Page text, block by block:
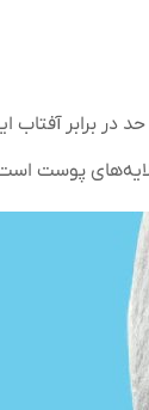
در برابر آفتاب
لایه‌های پوست